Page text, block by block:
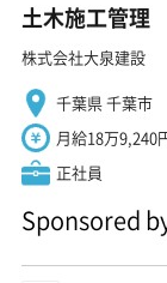
土木施工管理
株式会社大泉建設
千葉県 千葉市
月給18万9,240
正社員
Sponsored